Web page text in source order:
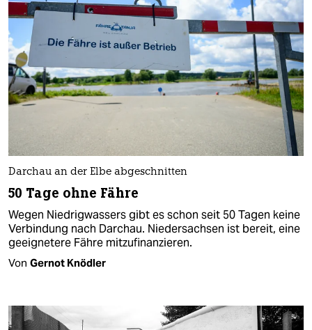
Darchau an der Elbe abgeschnitten
50 Tage ohne Fähre
Wegen Niedrigwassers gibt es schon seit 50 Tagen keine
Verbindung nach Darchau. Niedersachsen ist bereit, eine
geeignetere Fähre mitzufinanzieren.
Von Gernot Knödler